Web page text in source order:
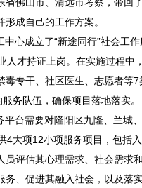
省佛山市、清远市考察，带回
成自己的工作方案。
中心成立了“新途同行”社会工
人才持证上岗。在实施过程中
毒专干、社区医生、志愿者等7
务队伍，确保项目落地落实。
平台需要对隆阳区九隆、兰城
4大项12小项服务项目，包括入
员评估其心理需求、社会需求
务、促进其融入社会，以及落